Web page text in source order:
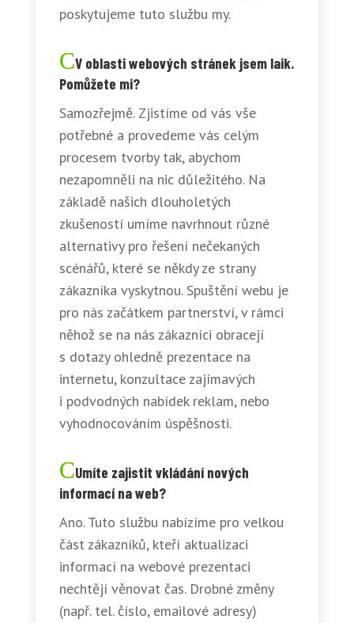
poskytujeme tuto službu my.
V oblasti webových stránek jsem laik.
Pomůžete mi?
Samozřejmě. Zjistíme od vás vše
potřebné a provedeme vás celým
procesem tvorby tak, abychom
nezapomněli na nic důležitého. Na
základě našich dlouholetých
zkušeností umíme navrhnout různé
alternativy pro řešení nečekaných
scénářů, které se někdy ze strany
zákazníka vyskytnou. Spuštění webu je
pro nás začátkem partnerství, v rámci
něhož se na nás zákazníci obracejí
s dotazy ohledně prezentace na
internetu, konzultace zajímavých
i podvodných nabídek reklam, nebo
vyhodnocováním úspěšnosti.
Umíte zajistit vkládání nových
informací na web?
Ano. Tuto službu nabízíme pro velkou
část zákazníků, kteří aktualizaci
informací na webové prezentaci
nechtějí věnovat čas. Drobné změny
(např. tel. číslo, emailové adresy)